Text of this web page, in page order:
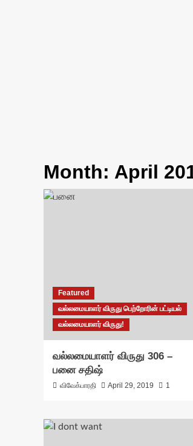
Month: April
Featured
வல்லமையாளர் விருது பெற்றோரின் பட்டியல்
வல்லமையாளர் விருது!
வல்லமையாளர் விருது 306 –
பனை சதிஷ்
விவேக்பாரதி April 29, 2019 1